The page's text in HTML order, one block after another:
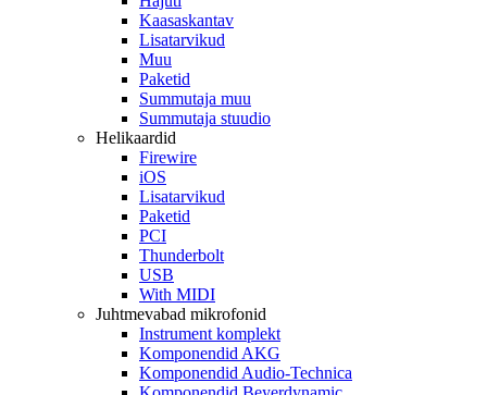
Kaasaskantav
Lisatarvikud
Muu
Paketid
Summutaja muu
Summutaja stuudio
Helikaardid
Firewire
iOS
Lisatarvikud
Paketid
PCI
Thunderbolt
USB
With MIDI
Juhtmevabad mikrofonid
Instrument komplekt
Komponendid AKG
Komponendid Audio-Technica